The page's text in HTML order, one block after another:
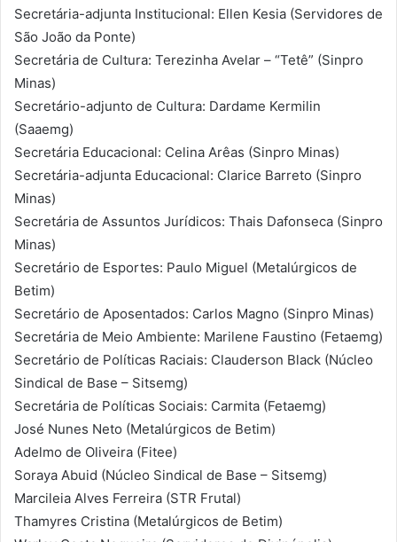
Secretária-adjunta Institucional: Ellen Kesia (Servidores de
São João da Ponte)
Secretária de Cultura: Terezinha Avelar – “Tetê” (Sinpro
Minas)
Secretário-adjunto de Cultura: Dardame Kermilin
(Saaemg)
Secretária Educacional: Celina Arêas (Sinpro Minas)
Secretária-adjunta Educacional: Clarice Barreto (Sinpro
Minas)
Secretária de Assuntos Jurídicos: Thais Dafonseca (Sinpro
Minas)
Secretário de Esportes: Paulo Miguel (Metalúrgicos de
Betim)
Secretário de Aposentados: Carlos Magno (Sinpro Minas)
Secretária de Meio Ambiente: Marilene Faustino (Fetaemg)
Secretário de Políticas Raciais: Clauderson Black (Núcleo
Sindical de Base – Sitsemg)
Secretária de Políticas Sociais: Carmita (Fetaemg)
José Nunes Neto (Metalúrgicos de Betim)
Adelmo de Oliveira (Fitee)
Soraya Abuid (Núcleo Sindical de Base – Sitsemg)
Marcileia Alves Ferreira (STR Frutal)
Thamyres Cristina (Metalúrgicos de Betim)